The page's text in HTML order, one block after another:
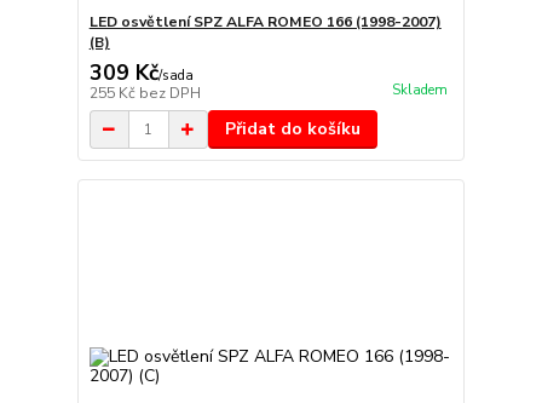
LED osvětlení SPZ ALFA ROMEO 166 (1998-2007)
(B)
309 Kč/sada
255 Kč bez DPH Skladem
Přidat do košíku